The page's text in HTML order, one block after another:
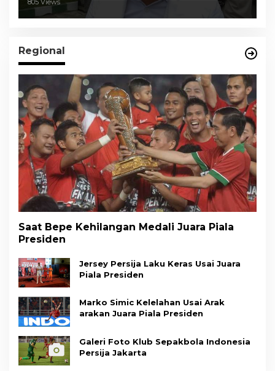
805 Views
Regional
Saat Bepe Kehilangan Medali Juara Piala
Presiden
Jersey Persija Laku Keras Usai Juara
Piala Presiden
Marko Simic Kelelahan Usai Arak
arakan Juara Piala Presiden
Galeri Foto Klub Sepakbola Indonesia
Persija Jakarta